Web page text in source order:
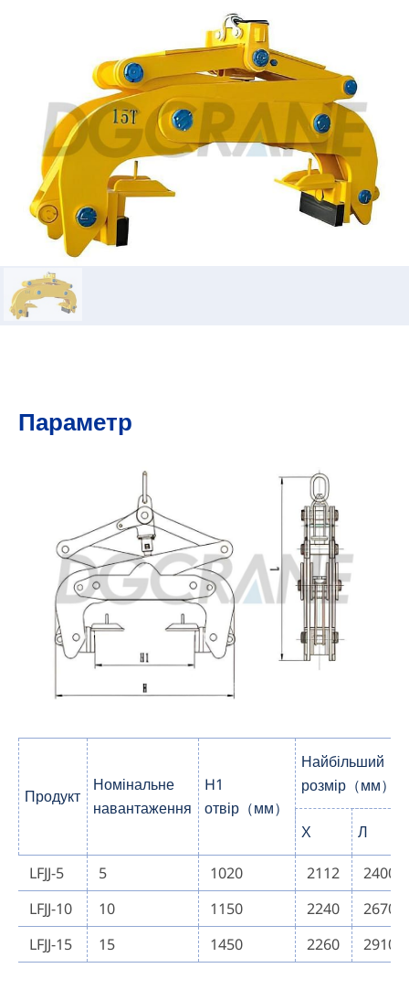
Параметр
Продукт
Номінальне
навантаження
H1
отвір（мм）
Найбільший
розмір（мм）
Х Л
LFJJ-5 5 1020 2112
2400
LFJJ-10
10 1150 2240
2670
LFJJ-15
15 1450 2260 2910